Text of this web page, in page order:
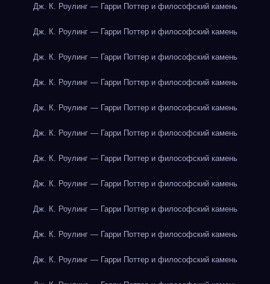
Дж. К. Роулинг — Гарри Поттер и философский камень
Дж. К. Роулинг — Гарри Поттер и философский камень
Дж. К. Роулинг — Гарри Поттер и философский камень
Дж. К. Роулинг — Гарри Поттер и философский камень
Дж. К. Роулинг — Гарри Поттер и философский камень
Дж. К. Роулинг — Гарри Поттер и философский камень
Дж. К. Роулинг — Гарри Поттер и философский камень
Дж. К. Роулинг — Гарри Поттер и философский камень
Дж. К. Роулинг — Гарри Поттер и философский камень
Дж. К. Роулинг — Гарри Поттер и философский камень
Дж. К. Роулинг — Гарри Поттер и философский камень